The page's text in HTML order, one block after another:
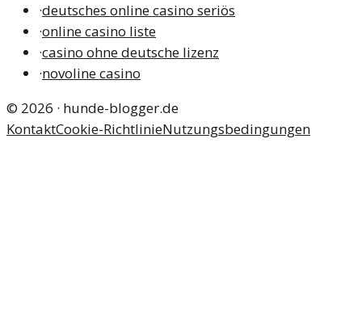
·deutsches online casino seriös
·online casino liste
·casino ohne deutsche lizenz
·novoline casino
© 2026 · hunde-blogger.de
KontaktCookie-RichtlinieNutzungsbedingungen